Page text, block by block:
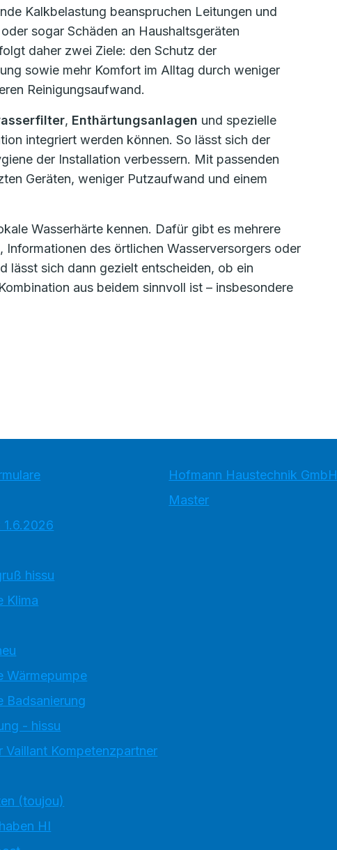
Kalkbelastung beanspruchen Leitungen und
sogar Schäden an Haushaltsgeräten
daher zwei Ziele: den Schutz der
sowie mehr Komfort im Alltag durch weniger
Reinigungsaufwand.
, Enthärtungsanlagen und spezielle
integriert werden können. So lässt sich der
der Installation verbessern. Mit passenden
Geräten, weniger Putzaufwand und einem
Wasserhärte kennen. Dafür gibt es mehrere
des örtlichen Wasserversorgers oder
lässt sich dann gezielt entscheiden, ob ein
aus beidem sinnvoll ist – insbesondere
hissu
Klima
Wärmepumpe
Badsanierung
- hissu
Vaillant Kompetenzpartner
(toujou)
HI
Hofmann Haustechnik GmbH
Master